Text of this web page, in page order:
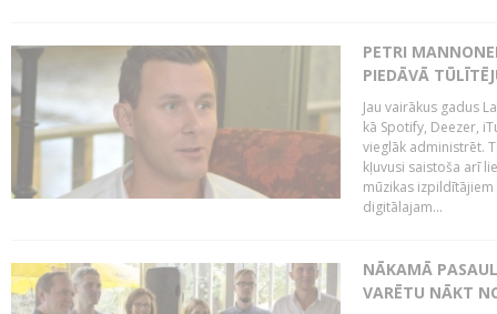
PETRI
PIEDĀVĀ
Jau vairākus gadus
kā Spotify, Deezer,
vieglāk administrēt.
kļuvusi saistoša arī
mūzikas
digitālajam...
NĀKAMĀ
VARĒTU NĀKT